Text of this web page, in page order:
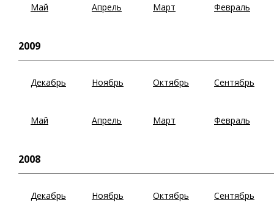
Май Апрель Март Февраль
2009
Декабрь Ноябрь Октябрь Сентябрь
Май Апрель Март Февраль
2008
Декабрь Ноябрь Октябрь Сентябрь